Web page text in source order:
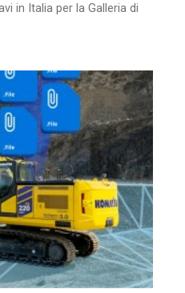
in Italia per la Galleria di